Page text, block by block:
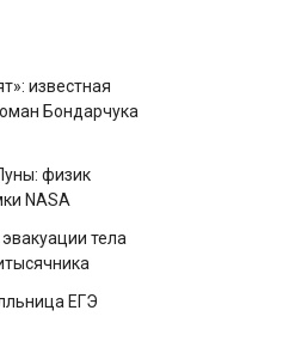
известная
Бондарчука
физик
NASA
тела
ЕГЭ